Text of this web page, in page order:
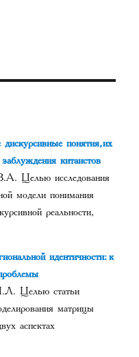
дискурсивные понятия, их
китаистов
Целью исследования
модели понимания
реальности,
идентичности: к
Целью статьи
матрицы
аспектах